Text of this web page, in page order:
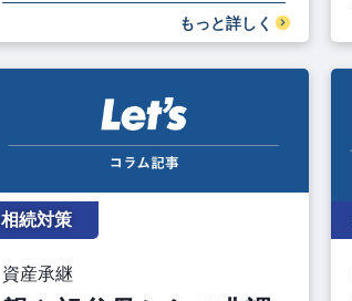
もっと詳しく
相続対策
資産承継